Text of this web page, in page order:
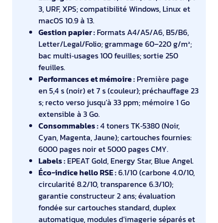
3, URF, XPS; compatibilité Windows, Linux et
macOS 10.9 à 13.
Gestion papier : Formats A4/A5/A6, B5/B6,
Letter/Legal/Folio; grammage 60–220 g/m²;
bac multi‑usages 100 feuilles; sortie 250
feuilles.
Performances et mémoire : Première page
en 5,4 s (noir) et 7 s (couleur); préchauffage 23
s; recto verso jusqu’à 33 ppm; mémoire 1 Go
extensible à 3 Go.
Consommables :4 toners TK‑5380 (Noir,
Cyan, Magenta, Jaune); cartouches fournies:
6000 pages noir et 5000 pages CMY.
Labels : EPEAT Gold, Energy Star, Blue Angel.
Éco-indice hello RSE :6.1/10 (carbone 4.0/10,
circularité 8.2/10, transparence 6.3/10);
garantie constructeur 2 ans; évaluation
fondée sur cartouches standard, duplex
automatique, modules d’imagerie séparés et